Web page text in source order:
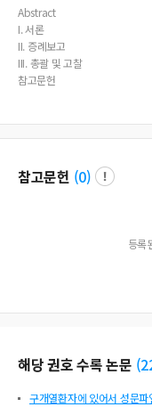
Abstract
I. 서론
II. 증례보고
III. 총괄 및 고찰
참고문헌
참고문헌 (0)
등록
해당 권호 수록 논문 (
구개열환자에 있어서 성문